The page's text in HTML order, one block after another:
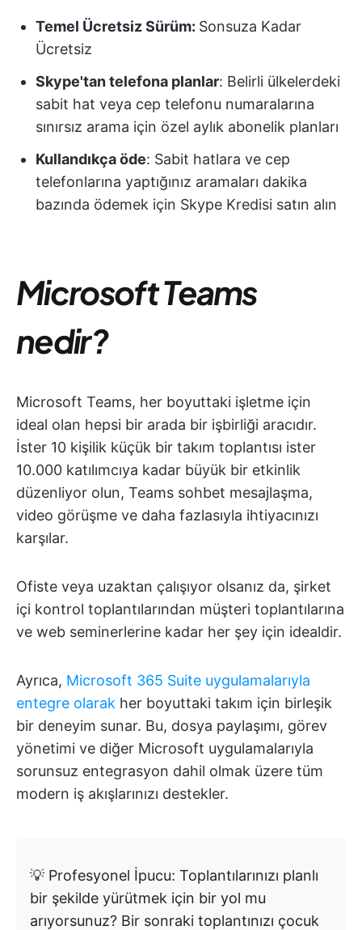
Temel Ücretsiz Sürüm: Sonsuza Kadar
Ücretsiz
Skype'tan telefona planlar: Belirli ülkelerdeki
sabit hat veya cep telefonu numaralarına
sınırsız arama için özel aylık abonelik planları
Kullandıkça öde: Sabit hatlara ve cep
telefonlarına yaptığınız aramaları dakika
bazında ödemek için Skype Kredisi satın alın
Microsoft Teams
nedir?
Microsoft Teams, her boyuttaki işletme için
ideal olan hepsi bir arada bir işbirliği aracıdır.
İster 10 kişilik küçük bir takım toplantısı ister
10.000 katılımcıya kadar büyük bir etkinlik
düzenliyor olun, Teams sohbet mesajlaşma,
video görüşme ve daha fazlasıyla ihtiyacınızı
karşılar.
Ofiste veya uzaktan çalışıyor olsanız da, şirket
içi kontrol toplantılarından müşteri toplantılarına
ve web seminerlerine kadar her şey için idealdir.
Ayrıca, Microsoft 365 Suite uygulamalarıyla
entegre olarak her boyuttaki takım için birleşik
bir deneyim sunar. Bu, dosya paylaşımı, görev
yönetimi ve diğer Microsoft uygulamalarıyla
sorunsuz entegrasyon dahil olmak üzere tüm
modern iş akışlarınızı destekler.
💡 Profesyonel İpucu: Toplantılarınızı planlı
bir şekilde yürütmek için bir yol mu
arıyorsunuz? Bir sonraki toplantınızı çocuk